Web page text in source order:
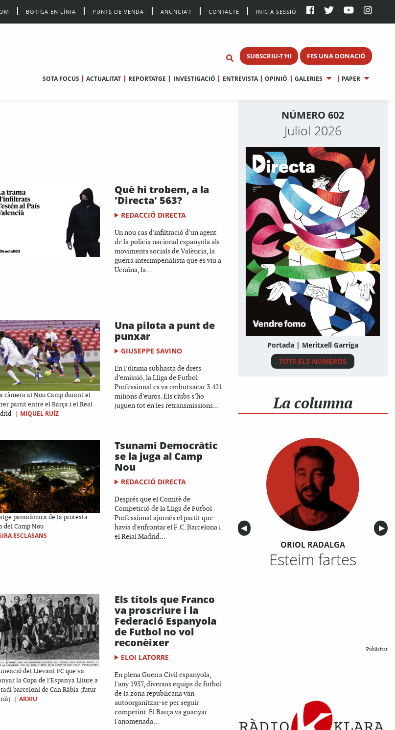
BOTIGA EN LÍNIA PUNTS DE VENDA ANUNCIA’T CONTACTE INICIA SESSIÓ
SUBSCRIU-T'HI FES UNA DONACIÓ
SOTA FOCUS ACTUALITAT REPORTATGE INVESTIGACIÓ ENTREVISTA OPINIÓ GALERIES PAPER
Què hi trobem, a la
'Directa' 563?
REDACCIÓ DIRECTA
Un nou cas d'infiltració d'un agent
de la policia nacional espanyola als
moviments socials de València, la
guerra interimperialista que es viu a
Ucraïna, la...
càmera al Nou Camp durant el
partit entre el Barça i el Real
| MIQUEL RUÍZ
Una pilota a punt de
punxar
GIUSEPPE SAVINO
En l’última subhasta de drets
d’emissió, la Lliga de Futbol
Professional es va embutxacar 3.421
milions d’euros. Els clubs s’ho
juguen tot en les retransmissions...
panoràmica de la protesta
del Camp Nou
ESCLASANS
Tsunami Democràtic
se la juga al Camp
Nou
REDACCIÓ DIRECTA
Després que el Comitè de
Competició de la Lliga de Futbol
Professional ajornés el partit que
havia d'enfrontar el F.C. Barcelona i
el Reial Madrid...
del Llevant FC que va
la Copa de l'Espanya Lliure a
barceloní de Can Ràbia (futur
| ARXIU
Els títols que Franco
va proscriure i la
Federació Espanyola
de Futbol no vol
reconèixer
ELOI LATORRE
En plena Guerra Civil espanyola,
l'any 1937, diversos equips de futbol
de la zona republicana van
autoorganitzar-se per seguir
competint. El Barça va guanyar
l'anomenada...
NÚMERO 602
Juliol 2026
Portada | Meritxell Garriga
TOTS ELS NÚMEROS
La columna
Anterior
◀︎ ▶︎
ORIOL RADALGA
Esteim fartes
Publicitat